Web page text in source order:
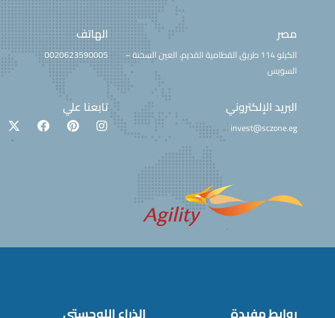
مصر
الكيلو 114 طريق القطامية القديم، العين السخنة –
السويس
البريد الإلكتروني
invest@sczone.eg
الهاتف
0020623590005
تابعنا علي
روابط مفيدة الذراع اللوجستي